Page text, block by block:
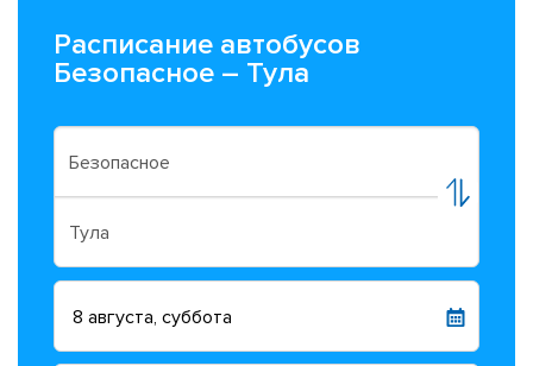
Расписание автобусов
Безопасное – Тула